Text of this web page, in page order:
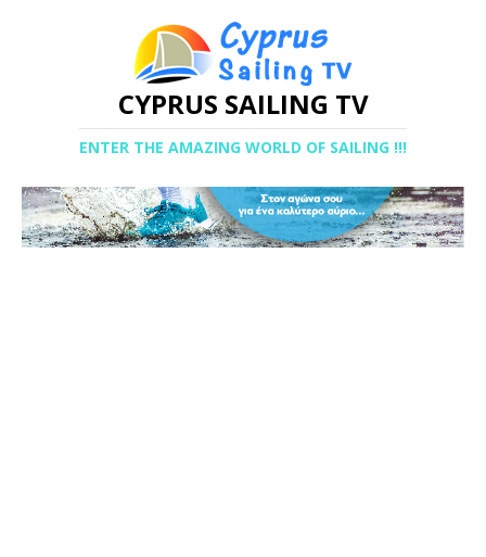
CYPRUS SAILING TV
ENTER THE AMAZING WORLD OF SAILING !!!